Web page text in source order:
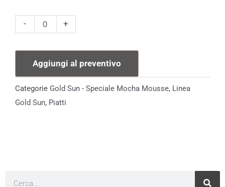
-
Piatto
Linea
Sun
Filo
+
Aggiungi al preventivo
Categorie Gold Sun - Speciale Mocha Mousse, Linea
Gold Sun, Piatti